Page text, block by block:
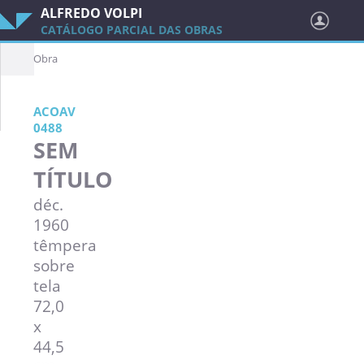
ALFREDO VOLPI
CATÁLOGO PARCIAL DAS OBRAS
Obra
ACOAV
0488
SEM
TÍTULO
déc.
1960
têmpera
sobre
tela
72,0
x
44,5